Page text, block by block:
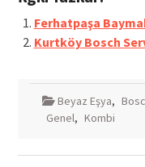
Ferhatpaşa
Kurtköy Bosch
Beyaz Eşya,
Genel, Kombi